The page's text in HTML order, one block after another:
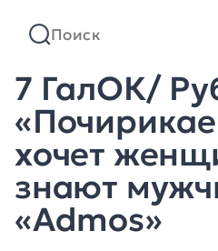
7 ГалОК/
хочет
знают
«Admos»